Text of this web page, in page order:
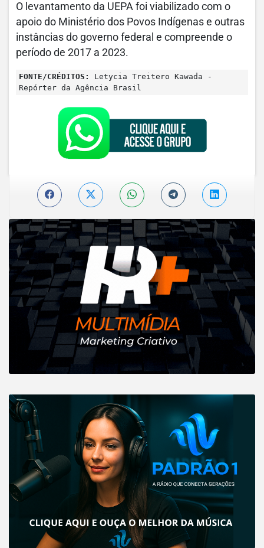
O levantamento da UEPA foi viabilizado com o
apoio do Ministério dos Povos Indígenas e outras
instâncias do governo federal e compreende o
período de 2017 a 2023.
FONTE/CRÉDITOS:
Letycia Treitero Kawada -
Repórter da Agência Brasil